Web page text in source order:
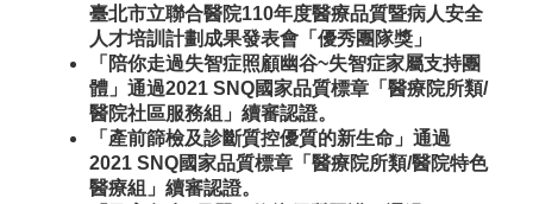
臺北市立聯合醫院110年度醫療品質暨病人安全
人才培訓計劃成果發表會「優秀團隊獎」
「陪你走過失智症照顧幽谷~失智症家屬支持團
體」通過2021 SNQ國家品質標章「醫療院所類/
醫院社區服務組」續審認證。
「產前篩檢及診斷質控優質的新生命」通過
2021 SNQ國家品質標章「醫療院所類/醫院特色
醫療組」續審認證。